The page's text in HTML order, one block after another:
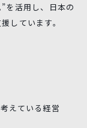
を活用し、日本の
しています。
えている経営